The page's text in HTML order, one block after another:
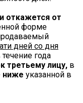
откажется от
форме
дней со дня
года
третьему лицу, в
ниже указанной в